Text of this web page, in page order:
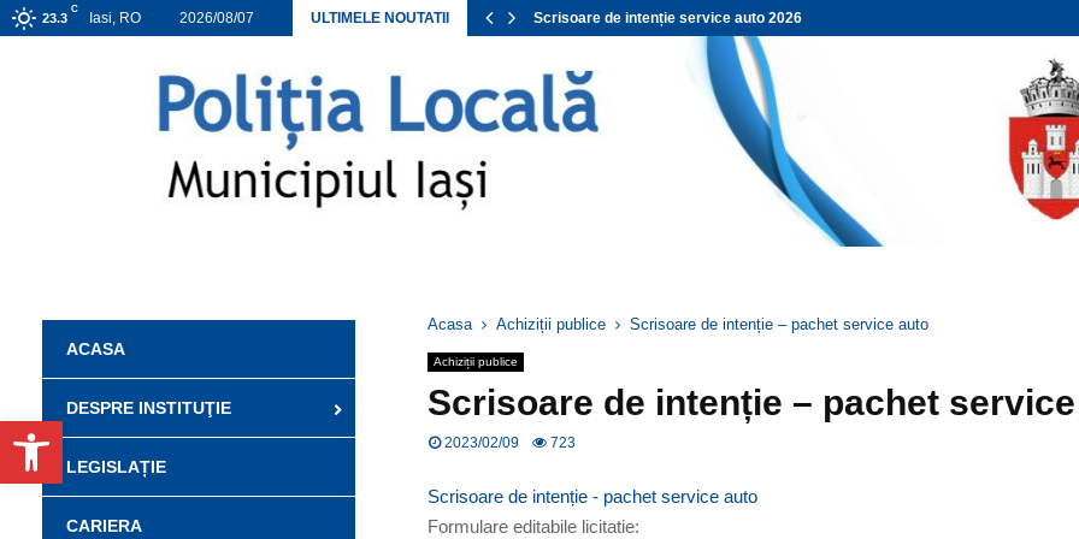
Deschide bara de unelte
23.3
C
Iasi, RO 2026/08/07 ULTIMELE NOUTATII
ACHIZIȚII DIRECTE APROBATE 2026 Scrisoare de intenție service auto 2026
Acasa Achiziții publice Scrisoare de intenție – pachet service auto
Achiziții publice
Scrisoare de intenție – pachet
2023/02/09 723
Scrisoare de intenție - pachet service auto
Formulare editabile licitatie:
ACASA
DESPRE INSTITUŢIE
LEGISLAȚIE
CARIERA